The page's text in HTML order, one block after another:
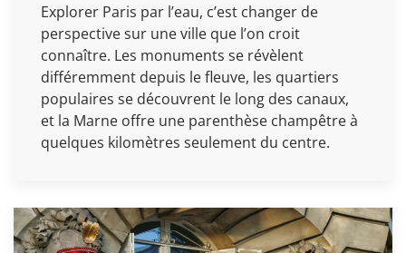
Explorer Paris par l’eau, c’est changer de
perspective sur une ville que l’on croit
connaître. Les monuments se révèlent
différemment depuis le fleuve, les quartiers
populaires se découvrent le long des canaux,
et la Marne offre une parenthèse champêtre à
quelques kilomètres seulement du centre.